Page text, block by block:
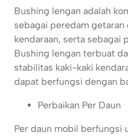
Bushing lengan adalah
sebagai peredam getaran
kendaraan, serta sebagai
Bushing lengan terbuat
stabilitas kaki-kaki
dapat berfungsi dengan
Perbaikan Per Daun
Per daun mobil berfungsi